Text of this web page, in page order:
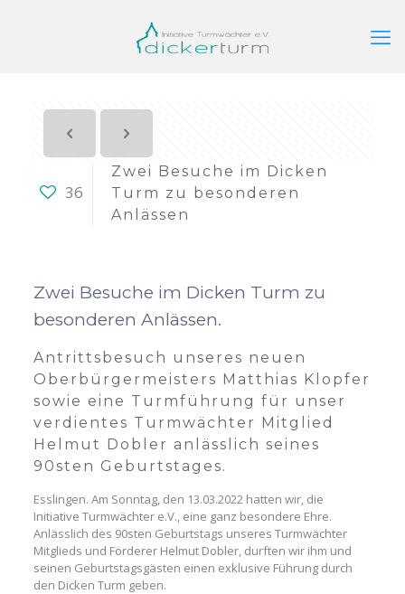
36
Zwei Besuche im Dicken
Turm zu besonderen
Anlässen
Zwei Besuche im Dicken Turm zu
besonderen Anlässen.
Antrittsbesuch unseres neuen
Oberbürgermeisters Matthias Klopfer
sowie eine Turmführung für unser
verdientes Turmwächter Mitglied
Helmut Dobler anlässlich seines
90sten Geburtstages.
Esslingen. Am Sonntag, den 13.03.2022 hatten wir, die
Initiative Turmwächter e.V., eine ganz besondere Ehre.
Anlässlich des 90sten Geburtstags unseres Turmwächter
Mitglieds und Förderer Helmut Dobler, durften wir ihm und
seinen Geburtstagsgästen einen exklusive Führung durch
den Dicken Turm geben.